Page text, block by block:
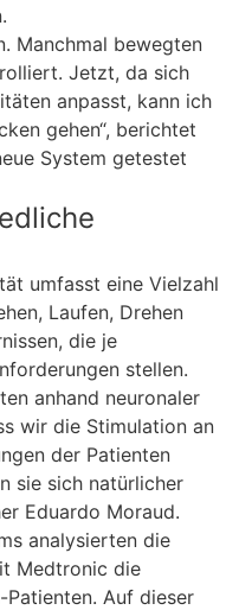
Manchmal bewegten
Jetzt, da sich
anpasst, kann ich
gehen“, berichtet
System getestet
umfasst eine Vielzahl
Laufen, Drehen
die je
stellen.
anhand neuronaler
wir die Stimulation an
der Patienten
sie sich natürlicher
Eduardo Moraud.
analysierten die
Medtronic die
Auf dieser